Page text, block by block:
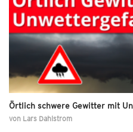
Örtlich schwere Gewitter mit
von Lars Dahlstrom